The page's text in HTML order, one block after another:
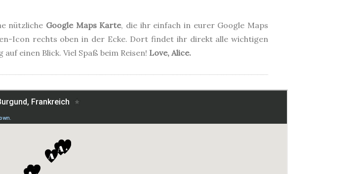
nützliche Google Maps Karte, die ihr einfach in eurer Google Maps
Icon rechts oben in der Ecke. Dort findet ihr direkt alle wichtigen
einen Blick. Viel Spaß beim Reisen! Love, Alice.